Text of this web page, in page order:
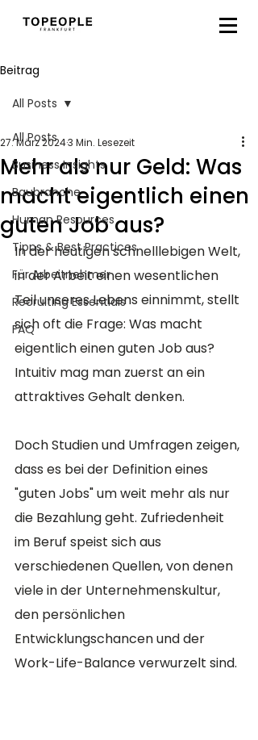
Beitrag
All Posts
Business Insights
Baubranche
Human Resources
Tipps & Best Practices
Für Arbeitnehmer
Recruiting Essentials
FAQ
All Posts
Mehr als nur Geld: Was
macht eigentlich einen
guten Job aus?
27. März 20243 Min. Lesezeit
In der heutigen schnelllebigen Welt,
in der Arbeit einen wesentlichen
Teil unseres Lebens einnimmt, stellt
sich oft die Frage: Was macht
eigentlich einen guten Job aus?
Intuitiv mag man zuerst an ein
attraktives Gehalt denken.
Doch Studien und Umfragen zeigen,
dass es bei der Definition eines
"guten Jobs" um weit mehr als nur
die Bezahlung geht. Zufriedenheit
im Beruf speist sich aus
verschiedenen Quellen, von denen
viele in der Unternehmenskultur,
den persönlichen
Entwicklungschancen und der
Work-Life-Balance verwurzelt sind.